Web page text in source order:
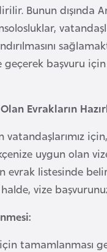
Bunun dışında
başvuru
Evrakların
vatandaşlarımız
uygun olan
listesinde
vize
tamamlanması